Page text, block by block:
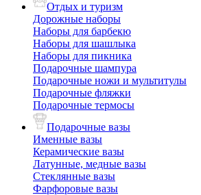
Отдых и туризм
Дорожные наборы
Наборы для барбекю
Наборы для шашлыка
Наборы для пикника
Подарочные шампура
Подарочные ножи и мультитулы
Подарочные фляжки
Подарочные термосы
Подарочные вазы
Именные вазы
Керамические вазы
Латунные, медные вазы
Стеклянные вазы
Фарфоровые вазы